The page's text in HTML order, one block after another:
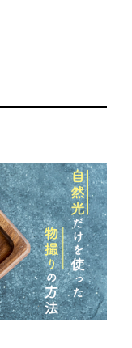
平日：9:00~17:45